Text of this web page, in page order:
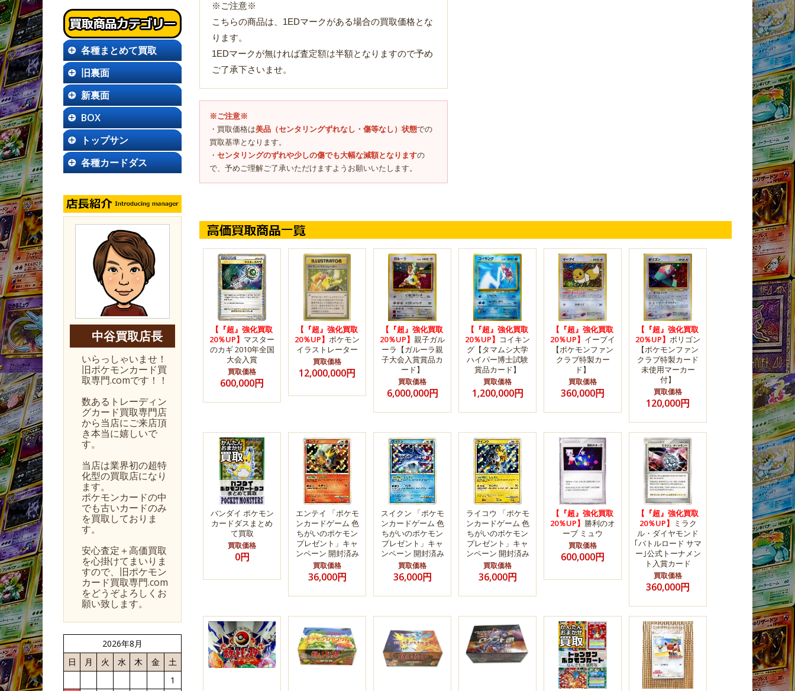
※ご注意※
こちらの商品は、1EDマークがある場合の買取価格とな
ります。
1EDマークが無ければ査定額は半額となりますので予め
ご了承下さいませ。
※ご注意※
・買取価格は美品（センタリングずれなし・傷等なし）状態での
買取基準となります。
・ センタリングのずれや少しの傷でも大幅な減額となりますの
で、予めご理解ご了承いただけますようお願いいたします。
Loading...
【『超』強化買取
20％UP】 マスター
のカギ 2010年全国
大会入賞
買取価格
600,000円
【『超』強化買取
20％UP】 ポケモン
イラストレーター
買取価格
12,000,000円
【『超』強化買取
20％UP】 親子ガル
ーラ【ガルーラ親
子大会入賞賞品カ
ード】
買取価格
6,000,000円
【『超』強化買取
20％UP】 コイキン
グ【タマムシ大学
ハイパー博士試験
賞品カード】
買取価格
1,200,000円
【『超』強化買取
20％UP】 イーブイ
【ポケモンファン
クラブ特製カー
ド】
買取価格
360,000円
【『超』強化買取
20％UP】 ポリゴン
【ポケモンファン
クラブ特製カード
未使用マーカー
付】
買取価格
120,000円
バンダイ ポケモン
カードダスまとめ
て買取
買取価格
0円
エンテイ 「ポケモ
ンカードゲーム 色
ちがいのポケモン
プレゼント」キャ
ンペーン 開封済み
買取価格
36,000円
スイクン 「ポケモ
ンカードゲーム 色
ちがいのポケモン
プレゼント」キャ
ンペーン 開封済み
買取価格
36,000円
ライコウ 「ポケモ
ンカードゲーム 色
ちがいのポケモン
プレゼント」キャ
ンペーン 開封済み
買取価格
36,000円
【『超』強化買取
20％UP】 勝利のオ
ーブ ミュウ
買取価格
600,000円
【『超』強化買取
20％UP】 ミラク
ル・ダイヤモンド
｢バトルロード サマ
ー｣公式トーナメン
ト入賞カード
買取価格
360,000円
各種まとめて買取
旧裏面
新裏面
BOX
トップサン
各種カードダス
中谷買取店長
いらっしゃいませ！
旧ポケモンカード買
取専門.comです！！
数あるトレーディン
グカード買取専門店
から当店にご来店頂
き本当に嬉しいで
す。
当店は業界初の超特
化型の買取店になり
ます。
ポケモンカードの中
でも古いカードのみ
を買取しておりま
す。
安心査定＋高価買取
を心掛けてまいりま
すので、旧ポケモン
カード買取専門.com
をどうぞよろしくお
願い致します。
2026年8月
日
月 火 水 木 金
土
1